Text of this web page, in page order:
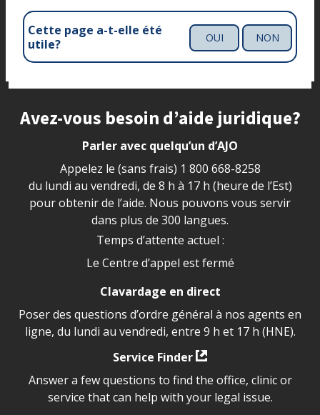
Cette page a-t-elle été
utile?
OUI NON
Site footer
Avez-vous besoin d’aide juridique?
Parler avec quelqu’un d’AJO
Appelez le (sans frais) 1 800 668-8258
du lundi au vendredi, de 8 h à 17 h (heure de l’Est)
pour obtenir de l’aide. Nous pouvons vous servir
dans plus de 300 langues.
Temps d’attente actuel :
Le Centre d’appel est fermé
Clavardage en direct
Poser des questions d’ordre général à nos agents en
ligne, du lundi au vendredi, entre 9 h et 17 h (HNE).
Service Finder
Answer a few questions to find the office, clinic or
service that can help with your legal issue.